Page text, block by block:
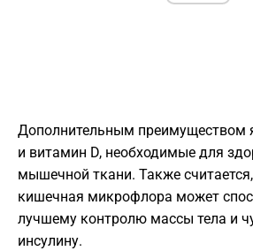
Дополнительным преимуществом
и витамин D, необходимые для
мышечной ткани. Также
кишечная микрофлора может
лучшему контролю массы тела и
инсулину.